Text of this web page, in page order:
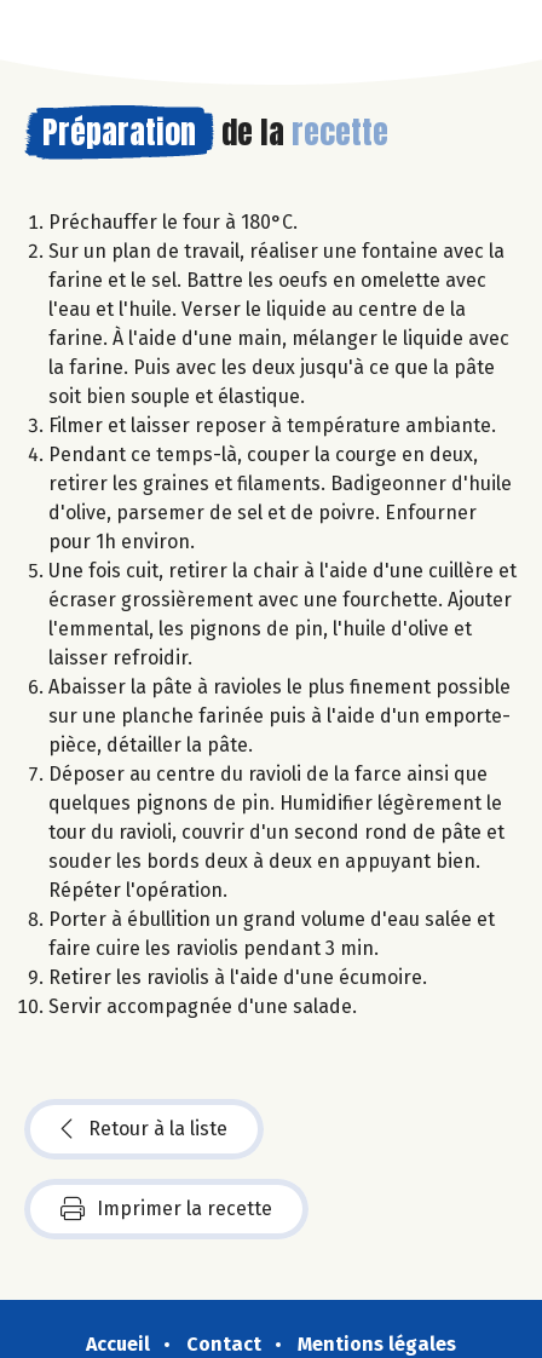
Préparation de la recette
Préchauffer le four à 180°C.
Sur un plan de travail, réaliser une fontaine avec la
farine et le sel. Battre les oeufs en omelette avec
l'eau et l'huile. Verser le liquide au centre de la
farine. À l'aide d'une main, mélanger le liquide avec
la farine. Puis avec les deux jusqu'à ce que la pâte
soit bien souple et élastique.
Filmer et laisser reposer à température ambiante.
Pendant ce temps-là, couper la courge en deux,
retirer les graines et filaments. Badigeonner d'huile
d'olive, parsemer de sel et de poivre. Enfourner
pour 1h environ.
Une fois cuit, retirer la chair à l'aide d'une cuillère et
écraser grossièrement avec une fourchette. Ajouter
l'emmental, les pignons de pin, l'huile d'olive et
laisser refroidir.
Abaisser la pâte à ravioles le plus finement possible
sur une planche farinée puis à l'aide d'un emporte-
pièce, détailler la pâte.
Déposer au centre du ravioli de la farce ainsi que
quelques pignons de pin. Humidifier légèrement le
tour du ravioli, couvrir d'un second rond de pâte et
souder les bords deux à deux en appuyant bien.
Répéter l'opération.
Porter à ébullition un grand volume d'eau salée et
faire cuire les raviolis pendant 3 min.
Retirer les raviolis à l'aide d'une écumoire.
Servir accompagnée d'une salade.
Retour à la liste
Imprimer la recette
Accueil Contact
Mentions légales